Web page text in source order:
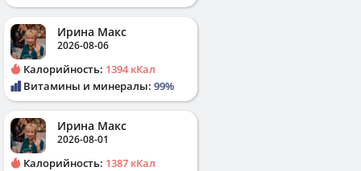
Ирина Макс
2026-08-06
Калорийность: 1394 кКал
Витамины и минералы: 99%
Ирина Макс
2026-08-01
Калорийность: 1387 кКал